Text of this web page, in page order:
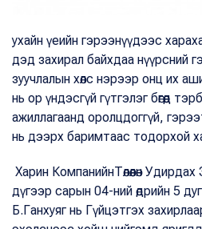
ухайн үеийн гэрээнүүдээс
дэд захирал байхдаа нүүрсний
зуучлалын хөлс нэрээр онц их
нь ор үндэсгүй гүтгэлэг бөгөөд
ажиллагаанд оролцдоггүй,
нь дээрх баримтаас тодорхой
Харин КомпанийнТөлөөлөн
дүгээр сарын 04-ний өдрийн 5
Б.Ганхуяг нь Гүйцэтгэх